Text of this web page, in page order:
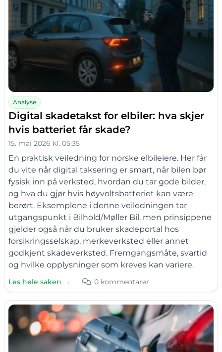
Analyse
Digital skadetakst for elbiler: hva skjer
hvis batteriet får skade?
15. mai 2026 kl. 05:35
En praktisk veiledning for norske elbileiere. Her får
du vite når digital taksering er smart, når bilen bør
fysisk inn på verksted, hvordan du tar gode bilder,
og hva du gjør hvis høyvoltsbatteriet kan være
berørt. Eksemplene i denne veiledningen tar
utgangspunkt i Bilhold/Møller Bil, men prinsippene
gjelder også når du bruker skadeportal hos
forsikringsselskap, merkeverksted eller annet
godkjent skadeverksted. Fremgangsmåte, svartid
og hvilke opplysninger som kreves kan variere.
Les hele saken → 0 kommentarer